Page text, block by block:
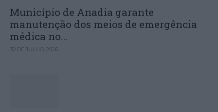
Município de Anadia garante
manutenção dos meios de emergência
médica no...
30 DE JULHO, 2026